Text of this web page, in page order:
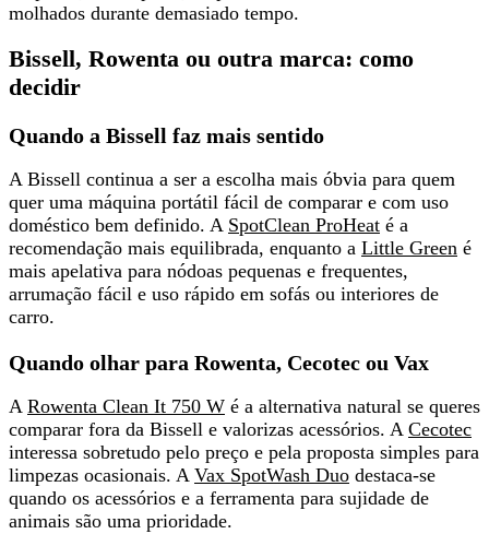
molhados durante demasiado tempo.
Bissell, Rowenta ou outra marca: como
decidir
Quando a Bissell faz mais sentido
A Bissell continua a ser a escolha mais óbvia para quem
quer uma máquina portátil fácil de comparar e com uso
doméstico bem definido. A SpotClean ProHeat é a
recomendação mais equilibrada, enquanto a Little Green é
mais apelativa para nódoas pequenas e frequentes,
arrumação fácil e uso rápido em sofás ou interiores de
carro.
Quando olhar para Rowenta, Cecotec ou Vax
A Rowenta Clean It 750 W é a alternativa natural se queres
comparar fora da Bissell e valorizas acessórios. A Cecotec
interessa sobretudo pelo preço e pela proposta simples para
limpezas ocasionais. A Vax SpotWash Duo destaca-se
quando os acessórios e a ferramenta para sujidade de
animais são uma prioridade.